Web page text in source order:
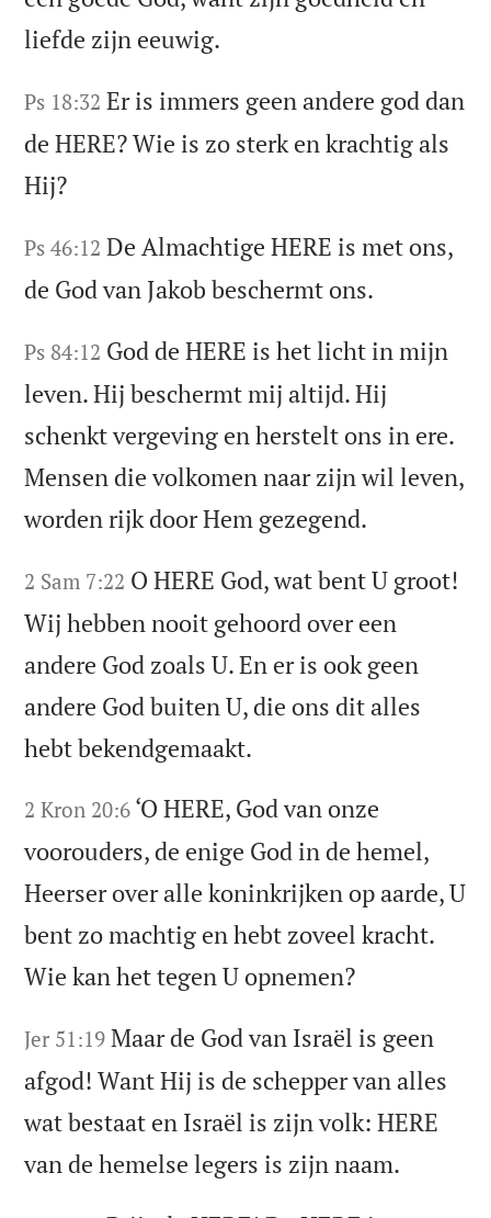
liefde zijn eeuwig.
Ps 18:32 Er is immers geen andere god dan
de HERE? Wie is zo sterk en krachtig als
Hij?
Ps 46:12 De Almachtige HERE is met ons,
de God van Jakob beschermt ons.
Ps 84:12 God de HERE is het licht in mijn
leven. Hij beschermt mij altijd. Hij
schenkt vergeving en herstelt ons in ere.
Mensen die volkomen naar zijn wil leven,
worden rijk door Hem gezegend.
2 Sam 7:22 O HERE God, wat bent U groot!
Wij hebben nooit gehoord over een
andere God zoals U. En er is ook geen
andere God buiten U, die ons dit alles
hebt bekendgemaakt.
2 Kron 20:6 ‘O HERE, God van onze
voorouders, de enige God in de hemel,
Heerser over alle koninkrijken op aarde, U
bent zo machtig en hebt zoveel kracht.
Wie kan het tegen U opnemen?
Jer 51:19 Maar de God van Israël is geen
afgod! Want Hij is de schepper van alles
wat bestaat en Israël is zijn volk: HERE
van de hemelse legers is zijn naam.